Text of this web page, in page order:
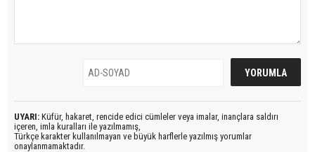
UYARI: Küfür, hakaret, rencide edici cümleler veya imalar, inançlara saldırı
içeren, imla kuralları ile yazılmamış,
Türkçe karakter kullanılmayan ve büyük harflerle yazılmış yorumlar
onaylanmamaktadır.